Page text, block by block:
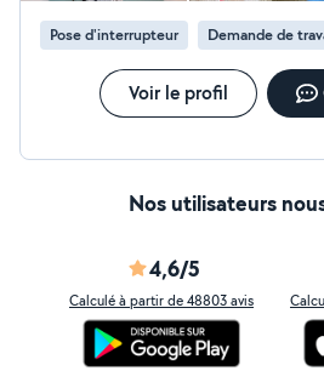
Pose d'interrupteur Demande de
Voir le profil
Nos utilisateurs
4,6/5
Calculé à partir de 48803 avis